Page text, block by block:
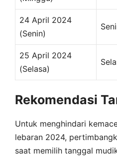
24 April 2024
(Senin)
25 April 2024
(Selasa)
Rekomendasi
Untuk menghindari
lebaran 2024,
saat memilih tanggal